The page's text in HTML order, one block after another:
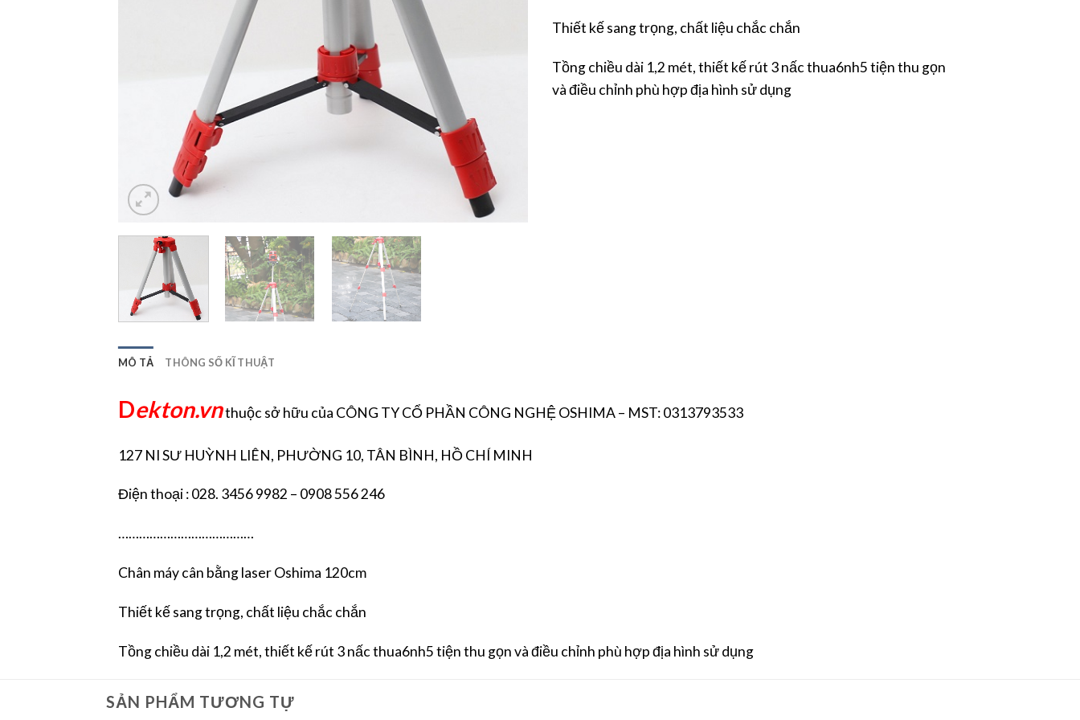
Thiết kế sang trọng, chất liệu chắc chắn
Tồng chiều dài 1,2 mét, thiết kế rút 3 nấc thua6nh5 tiện thu gọn
và điều chỉnh phù hợp địa hình sử dụng
MÔ TẢ THÔNG SỐ KĨ THUẬT
Dekton.vnthuộc sở hữu của CÔNG TY CỔ PHẦN CÔNG NGHỆ OSHIMA – MST: 0313793533
127 NI SƯ HUỲNH LIÊN, PHƯỜNG 10, TÂN BÌNH, HỒ CHÍ MINH
Điện thoại : 028. 3456 9982 – 0908 556 246
…………………………………
Chân máy cân bằng laser Oshima 120cm
Thiết kế sang trọng, chất liệu chắc chắn
Tồng chiều dài 1,2 mét, thiết kế rút 3 nấc thua6nh5 tiện thu gọn và điều chỉnh phù hợp địa hình sử dụng
SẢN PHẨM TƯƠNG TỰ